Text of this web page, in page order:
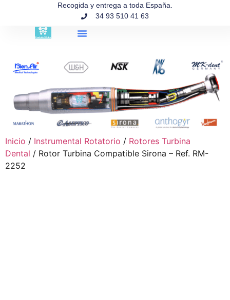
Recogida y entrega a toda España.
34 93 510 41 63
Inicio / Instrumental Rotatorio / Rotores Turbina
Dental / Rotor Turbina Compatible Sirona – Ref. RM-
2252